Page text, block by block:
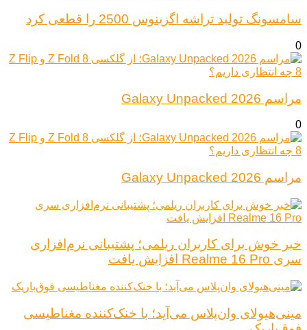
سامسونگ تولید تراشه اگزینوس 2500 را قطعی کرد
0
مراسم Galaxy Unpacked 2026
0
مراسم Galaxy Unpacked 2026
خبر خوش برای کاربران ریلمی؛ پشتیبانی نرم‌افزاری
سری Realme 16 Pro افزایش یافت
مینی‌هیولای وان‌پلاس می‌آید؛ با خنک‌کننده مغناطیسی